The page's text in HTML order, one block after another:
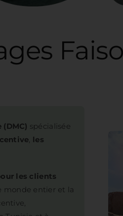
spécialisée
, les
les clients
monde entier et la